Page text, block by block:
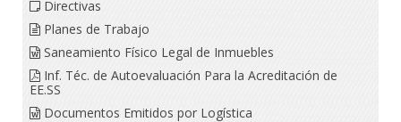
Directivas
Planes de Trabajo
Saneamiento Físico Legal de Inmuebles
Inf. Téc. de Autoevaluación Para la Acreditación de
EE.SS
Documentos Emitidos por Logística